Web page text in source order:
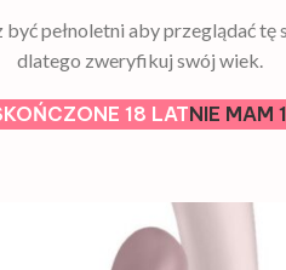
być pełnoletni aby przeglądać tę
dlatego zweryfikuj swój wiek.
18 LATNIE MAM